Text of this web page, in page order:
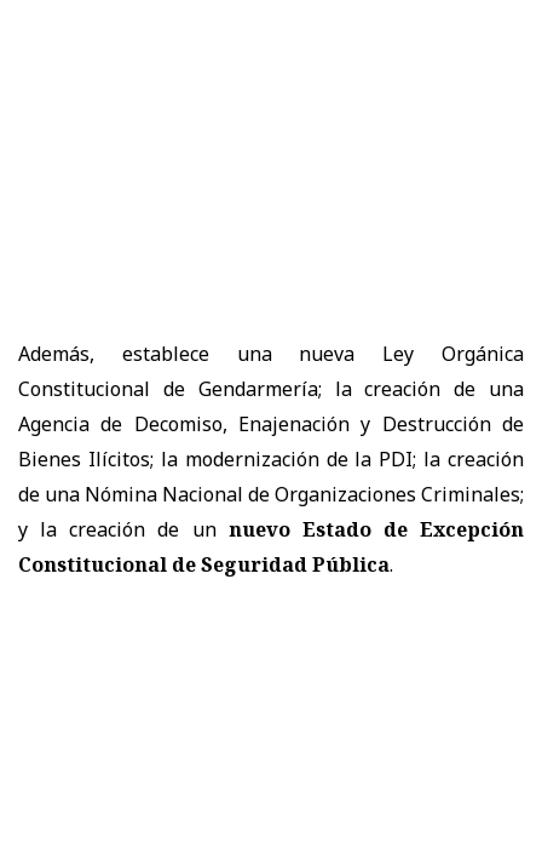
Además, establece una nueva Ley Orgánica
Constitucional de Gendarmería; la creación de una
Agencia de Decomiso, Enajenación y Destrucción de
Bienes Ilícitos; la modernización de la PDI; la creación
de una Nómina Nacional de Organizaciones Criminales;
y la creación de un nuevo Estado de Excepción
Constitucional de Seguridad Pública.